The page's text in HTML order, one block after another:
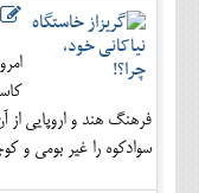
سوادکوه را غیر بومی و